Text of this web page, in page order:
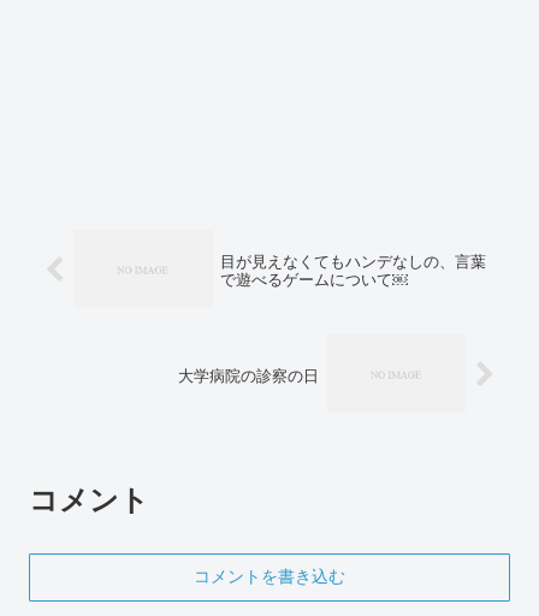
目が見えなくてもハンデなしの、言葉
で遊べるゲームについて￼
大学病院の診察の日
コメント
コメントを書き込む